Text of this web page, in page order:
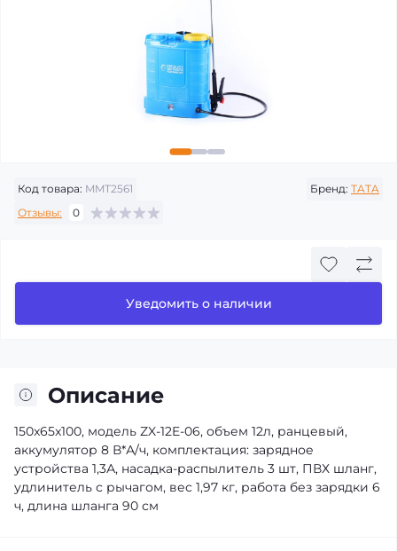
Код товара: MMT2561 Бренд: TATA
Отзывы:
0
Уведомить о наличии
Описание
150x65x100, модель ZX-12E-06, объем 12л, ранцевый,
аккумулятор 8 В*А/ч, комплектация: зарядное
устройства 1,3А, насадка-распылитель 3 шт, ПВХ шланг,
удлинитель с рычагом, вес 1,97 кг, работа без зарядки 6
ч, длина шланга 90 см